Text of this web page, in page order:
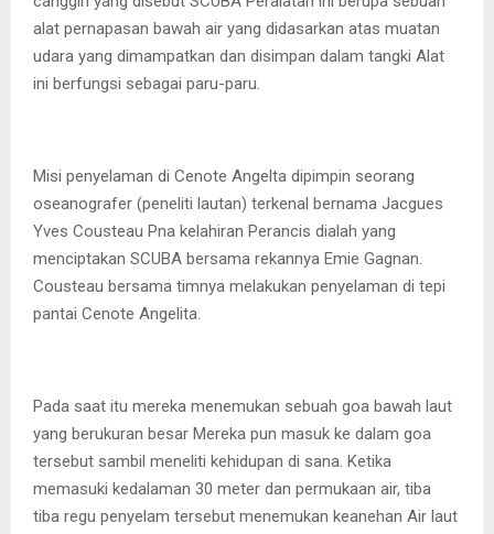
alat pernapasan bawah air yang didasarkan atas muatan
udara yang dimampatkan dan disimpan dalam tangki Alat
ini berfungsi sebagai paru-paru.
Misi penyelaman di Cenote Angelta dipimpin seorang
oseanografer (peneliti lautan) terkenal bernama Jacgues
Yves Cousteau Pna kelahiran Perancis dialah yang
menciptakan SCUBA bersama rekannya Emie Gagnan.
Cousteau bersama timnya melakukan penyelaman di tepi
pantai Cenote Angelita.
Pada saat itu mereka menemukan sebuah goa bawah laut
yang berukuran besar Mereka pun masuk ke dalam goa
tersebut sambil meneliti kehidupan di sana. Ketika
memasuki kedalaman 30 meter dan permukaan air, tiba
tiba regu penyelam tersebut menemukan keanehan Air laut